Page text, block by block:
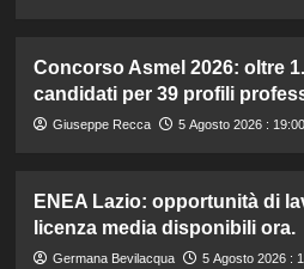
Concorso Asmel 2026: oltre
candidati per 39 profili
Giuseppe Recca 5 Agosto 2026 : 19:00
ENEA Lazio: opportunità di
licenza media disponibili ora.
Germana Bevilacqua 5 Agosto 2026 :